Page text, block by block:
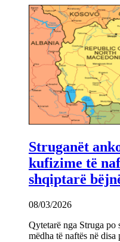
Struganët
kufizime të
shqiptarë
08/03/2026
Qytetarë nga Struga po
mëdha të naftës në